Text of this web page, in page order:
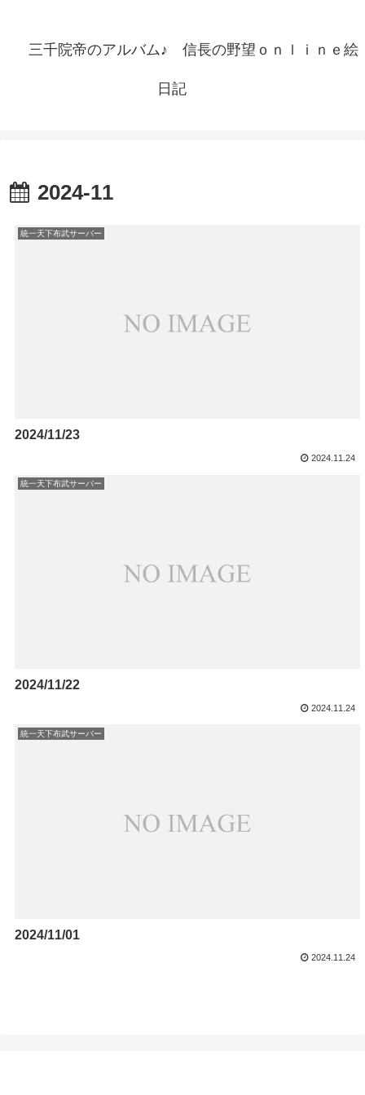
三千院帝のアルバム♪ 信長の野望ｏｎｌｉｎｅ絵
日記
2024-11
統一天下布武サーバー
2024/11/23
2024.11.24
統一天下布武サーバー
2024/11/22
2024.11.24
統一天下布武サーバー
2024/11/01
2024.11.24